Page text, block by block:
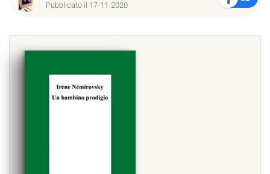
Pubblicato il 17-11-2020